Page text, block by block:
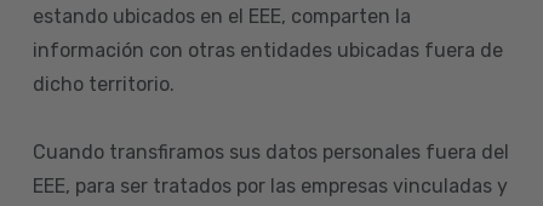
estando ubicados en el EEE, comparten la
información con otras entidades ubicadas fuera de
dicho territorio.
Cuando transfiramos sus datos personales fuera del
EEE, para ser tratados por las empresas vinculadas y